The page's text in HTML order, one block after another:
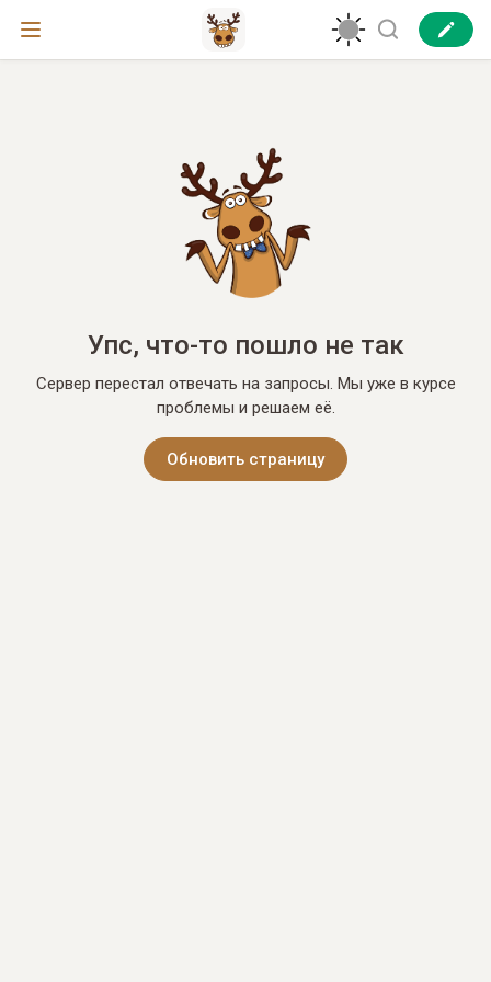
Упс, что-то пошло не так
Сервер перестал отвечать на запросы. Мы уже в курсе
проблемы и решаем её.
Обновить страницу